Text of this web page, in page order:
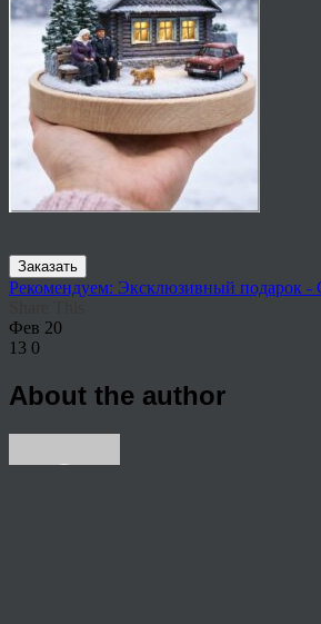
Заказать
Рекомендуем: Эксклюзивный подарок -
Фев 20
13 0
About the author